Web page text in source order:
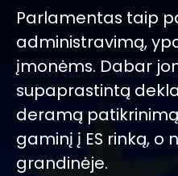
Parlamentas taip
administravimą,
įmonėms. Dabar
supaprastintą
deramą
gaminį į ES rinką,
grandinėje.